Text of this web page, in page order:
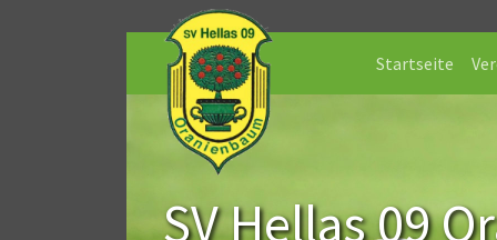
Startseite
SV Hellas 09